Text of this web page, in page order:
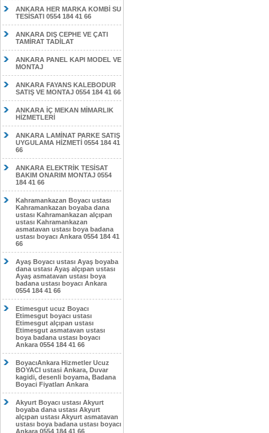
ANKARA HER MARKA KOMBİ SU
TESİSATI 0554 184 41 66
ANKARA DIŞ CEPHE VE ÇATI
TAMİRAT TADİLAT
ANKARA PANEL KAPI MODEL VE
MONTAJ
ANKARA FAYANS KALEBODUR
SATIŞ VE MONTAJ 0554 184 41 66
ANKARA İÇ MEKAN MİMARLIK
HİZMETLERİ
ANKARA LAMİNAT PARKE SATIŞ
UYGULAMA HİZMETİ 0554 184 41
66
ANKARA ELEKTRİK TESİSAT
BAKIM ONARIM MONTAJ 0554
184 41 66
Kahramankazan Boyacı ustası
Kahramankazan boyaba dana
ustası Kahramankazan alçıpan
ustası Kahramankazan
asmatavan ustası boya badana
ustası boyacı Ankara 0554 184 41
66
Ayaş Boyacı ustası Ayaş boyaba
dana ustası Ayaş alçıpan ustası
Ayaş asmatavan ustası boya
badana ustası boyacı Ankara
0554 184 41 66
Etimesgut ucuz Boyacı
Etimesgut boyacı ustası
Etimesgut alçıpan ustası
Etimesgut asmatavan ustası
boya badana ustası boyacı
Ankara 0554 184 41 66
BoyacıAnkara Hizmetler Ucuz
BOYACI ustasi Ankara, Duvar
kagidi, desenli boyama, Badana
Boyaci Fiyatları Ankara
Akyurt Boyacı ustası Akyurt
boyaba dana ustası Akyurt
alçıpan ustası Akyurt asmatavan
ustası boya badana ustası boyacı
Ankara 0554 184 41 66